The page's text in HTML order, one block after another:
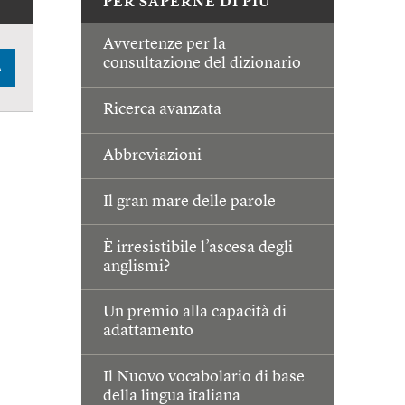
Avvertenze per la
consultazione del dizionario
Ricerca avanzata
Abbreviazioni
Il gran mare delle parole
È irresistibile l’ascesa degli
anglismi?
Un premio alla capacità di
adattamento
Il Nuovo vocabolario di base
della lingua italiana